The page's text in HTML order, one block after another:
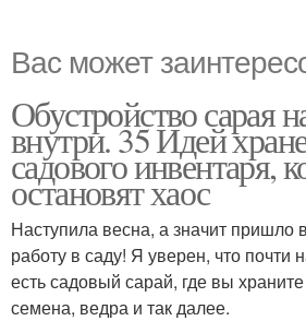
Вас может
Обустройство сарая
внутри. 35 Идей
садового инвентаря,
остановят хаос
Наступила весна, а значит пришло
работу в саду! Я уверен, что почти
есть садовый сарай, где вы
семена, ведра и так далее.